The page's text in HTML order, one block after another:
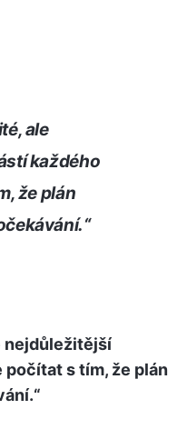
ale
každého
že plán
nejdůležitější
s tím, že plán